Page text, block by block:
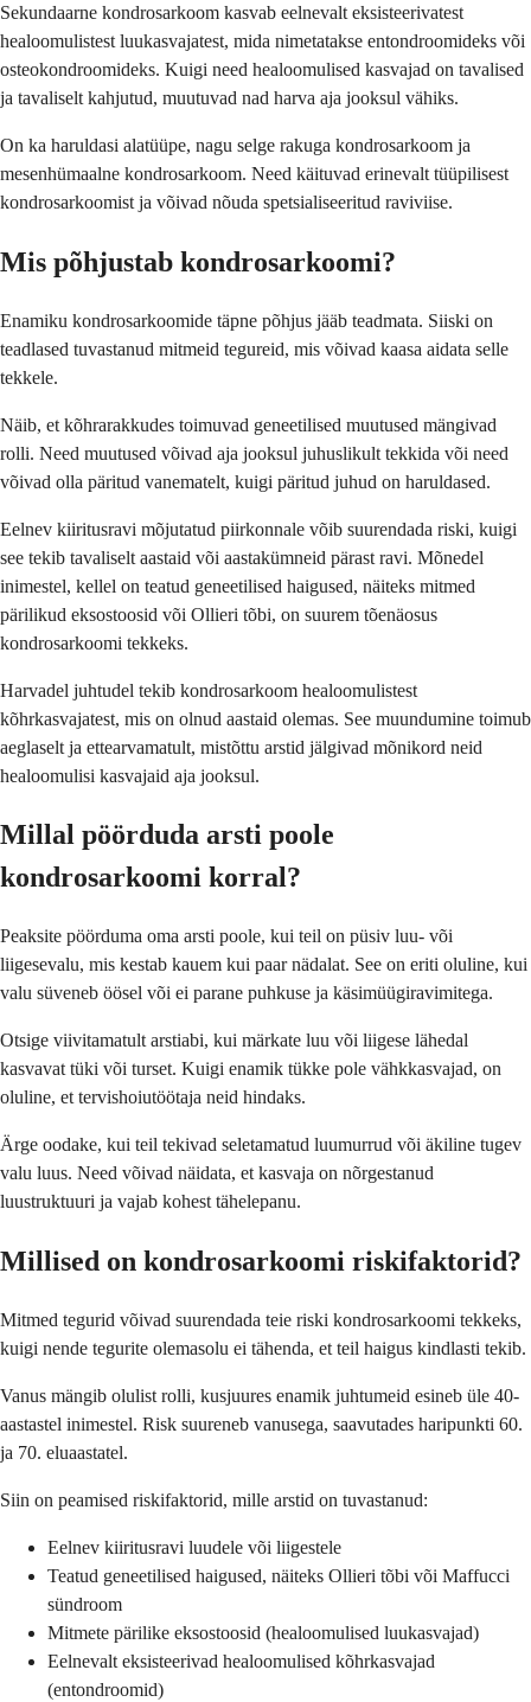
Sekundaarne kondrosarkoom kasvab eelnevalt eksisteerivatest
healoomulistest luukasvajatest, mida nimetatakse entondroomideks või
osteokondroomideks. Kuigi need healoomulised kasvajad on tavalised
ja tavaliselt kahjutud, muutuvad nad harva aja jooksul vähiks.
On ka haruldasi alatüüpe, nagu selge rakuga kondrosarkoom ja
mesenhümaalne kondrosarkoom. Need käituvad erinevalt tüüpilisest
kondrosarkoomist ja võivad nõuda spetsialiseeritud raviviise.
Mis põhjustab kondrosarkoomi?
Enamiku kondrosarkoomide täpne põhjus jääb teadmata. Siiski on
teadlased tuvastanud mitmeid tegureid, mis võivad kaasa aidata selle
tekkele.
Näib, et kõhrarakkudes toimuvad geneetilised muutused mängivad
rolli. Need muutused võivad aja jooksul juhuslikult tekkida või need
võivad olla päritud vanematelt, kuigi päritud juhud on haruldased.
Eelnev kiiritusravi mõjutatud piirkonnale võib suurendada riski, kuigi
see tekib tavaliselt aastaid või aastakümneid pärast ravi. Mõnedel
inimestel, kellel on teatud geneetilised haigused, näiteks mitmed
pärilikud eksostoosid või Ollieri tõbi, on suurem tõenäosus
kondrosarkoomi tekkeks.
Harvadel juhtudel tekib kondrosarkoom healoomulistest
kõhrkasvajatest, mis on olnud aastaid olemas. See muundumine toimub
aeglaselt ja ettearvamatult, mistõttu arstid jälgivad mõnikord neid
healoomulisi kasvajaid aja jooksul.
Millal pöörduda arsti poole
kondrosarkoomi korral?
Peaksite pöörduma oma arsti poole, kui teil on püsiv luu- või
liigesevalu, mis kestab kauem kui paar nädalat. See on eriti oluline, kui
valu süveneb öösel või ei parane puhkuse ja käsimüügiravimitega.
Otsige viivitamatult arstiabi, kui märkate luu või liigese lähedal
kasvavat tüki või turset. Kuigi enamik tükke pole vähkkasvajad, on
oluline, et tervishoiutöötaja neid hindaks.
Ärge oodake, kui teil tekivad seletamatud luumurrud või äkiline tugev
valu luus. Need võivad näidata, et kasvaja on nõrgestanud
luustruktuuri ja vajab kohest tähelepanu.
Millised on kondrosarkoomi riskifaktorid?
Mitmed tegurid võivad suurendada teie riski kondrosarkoomi tekkeks,
kuigi nende tegurite olemasolu ei tähenda, et teil haigus kindlasti tekib.
Vanus mängib olulist rolli, kusjuures enamik juhtumeid esineb üle 40-
aastastel inimestel. Risk suureneb vanusega, saavutades haripunkti 60.
ja 70. eluaastatel.
Siin on peamised riskifaktorid, mille arstid on tuvastanud:
Eelnev kiiritusravi luudele või liigestele
Teatud geneetilised haigused, näiteks Ollieri tõbi või Maffucci
sündroom
Mitmete pärilike eksostoosid (healoomulised luukasvajad)
Eelnevalt eksisteerivad healoomulised kõhrkasvajad
(entondroomid)